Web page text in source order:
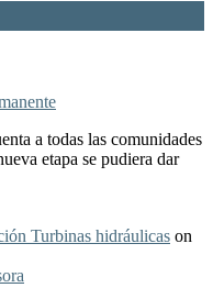
a todas las comunidades
etapa se pudiera dar
Turbinas hidráulicas on